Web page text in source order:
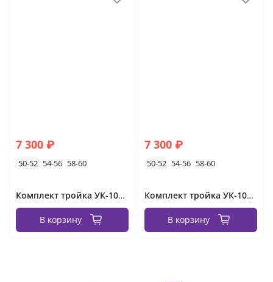
7 300 ₽
50-52 54-56 58-60
Комплект тройка УК-1067-1 Фабрика Моды
В корзину
7 300 ₽
50-52 54-56 58-60
Комплект тройка УК-1067 Фабрика Моды
В корзину